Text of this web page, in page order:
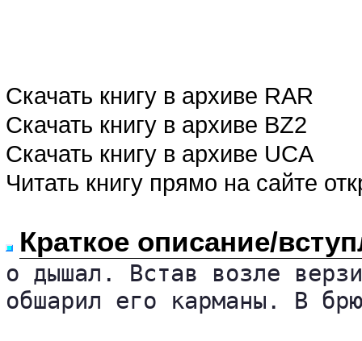
Скачать книгу в архиве RAR
Скачать книгу в архиве BZ2
Скачать книгу в архиве UCA
Читать книгу прямо на сайте
Краткое описание/
о дышал. Встав возле
обшарил его карманы. В